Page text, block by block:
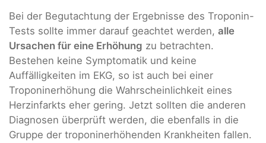
Bei der Begutachtung der Ergebnisse des Troponin-
Tests sollte immer darauf geachtet werden, alle
Ursachen für eine Erhöhung zu betrachten.
Bestehen keine Symptomatik und keine
Auffälligkeiten im EKG, so ist auch bei einer
Troponinerhöhung die Wahrscheinlichkeit eines
Herzinfarkts eher gering. Jetzt sollten die anderen
Diagnosen überprüft werden, die ebenfalls in die
Gruppe der troponinerhöhenden Krankheiten fallen.